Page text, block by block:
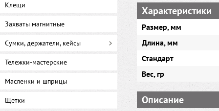
Клещи
Захваты магнитные
Сумки, держатели, кейсы
Тележки-мастерские
Масленки и шприцы
Щетки
Характеристики
Размер, мм
Длина, мм
Стандарт
Вес, гр
Описание